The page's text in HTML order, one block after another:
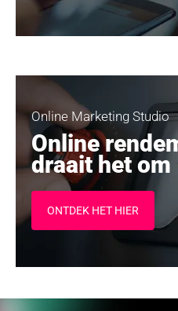
Online Marketing Studio
Online
draait het om
ONTDEK HET HIER
Panorama Studios
VERSTUUR